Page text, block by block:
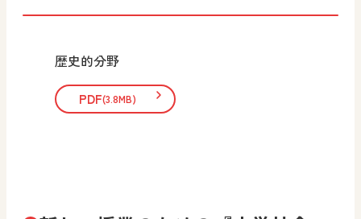
歴史的分野
PDF(3.8MB)